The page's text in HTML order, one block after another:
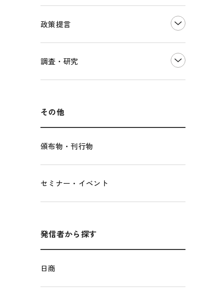
海外展開イニシアティブ
輸出管理体制構築支援
政策提言
国土強靭化・社会基盤整備・震災復興
調査・研究
その他
頒布物・刊行物
セミナー・イベント
発信者から探す
日商